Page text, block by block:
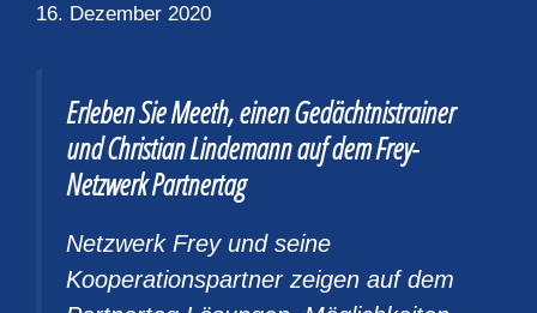
16. Dezember 2020
Erleben Sie Meeth, einen Gedächtnistrainer
und Christian Lindemann auf dem Frey-
Netzwerk Partnertag
Netzwerk Frey und seine
Kooperationspartner zeigen auf dem